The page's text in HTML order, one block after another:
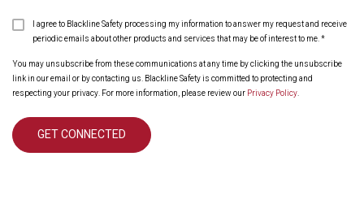
I agree to Blackline Safety processing my information to answer my request and receive
periodic emails about other products and services that may be of interest to me.*
You may unsubscribe from these communications at any time by clicking the unsubscribe
link in our email or by contacting us. Blackline Safety is committed to protecting and
respecting your privacy. For more information, please review our Privacy Policy.